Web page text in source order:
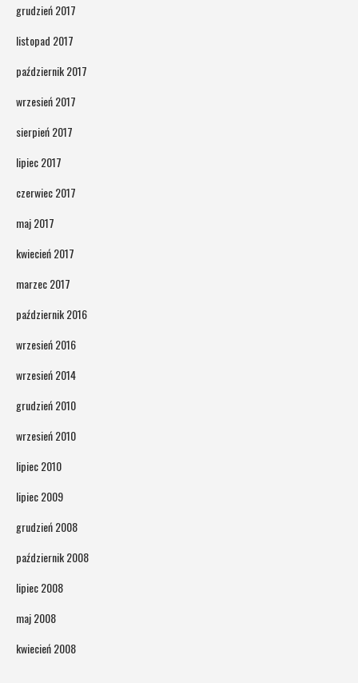
grudzień 2017
listopad 2017
październik 2017
wrzesień 2017
sierpień 2017
lipiec 2017
czerwiec 2017
maj 2017
kwiecień 2017
marzec 2017
październik 2016
wrzesień 2016
wrzesień 2014
grudzień 2010
wrzesień 2010
lipiec 2010
lipiec 2009
grudzień 2008
październik 2008
lipiec 2008
maj 2008
kwiecień 2008